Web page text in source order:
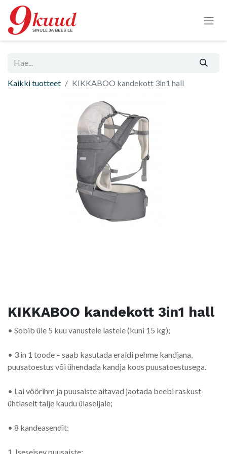
Kaikki tuotteet KIKKABOO kandekott 3in1 hall
KIKKABOO kandekott 3in1 hall
• Sobib üle 5 kuu vanustele lastele (kuni 15 kg);
• 3 in 1 toode – saab kasutada eraldi pehme kandjana,
puusatoestus või ühendada kandja koos puusatoestusega.
• Lai vöörihm ja puusaiste aitavad jaotada beebi raskust
ühtlaselt talje kaudu ülaseljale;
• 8 kandeasendit:
1. Iseseisev puusaiste: